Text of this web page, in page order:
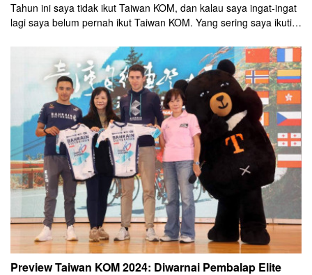
Tahun ini saya tidak ikut Taiwan KOM, dan kalau saya ingat-ingat
lagi saya belum pernah ikut Taiwan KOM. Yang sering saya ikuti
Preview Taiwan KOM 2024: Diwarnai Pembalap Elite